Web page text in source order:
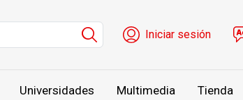
Menú de cuenta de
Iniciar sesión
Universidades Multimedia Tienda